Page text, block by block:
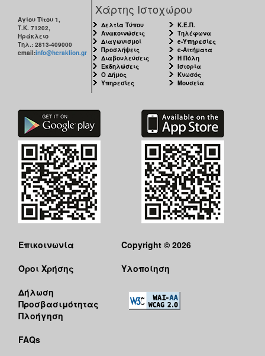
Αγίου Τίτου 1,
Τ.Κ. 71202,
Ηράκλειο
Τηλ.: 2813-409000
email:info@heraklion.gr
Χάρτης Ιστοχώρου
Δελτία Τύπου
Ανακοινώσεις
Διαγωνισμοί
Προσλήψεις
Διαβουλεύσεις
Εκδηλώσεις
Ο Δήμος
Υπηρεσίες
Κ.Ε.Π.
Τηλέφωνα
e-Υπηρεσίες
e-Αιτήματα
Η Πόλη
Ιστορία
Κνωσός
Μουσεία
Επικοινωνία
Όροι Χρήσης
Δήλωση
Προσβασιμότητας
Πλοήγηση
FAQs
Copyright © 2026
Υλοποίηση